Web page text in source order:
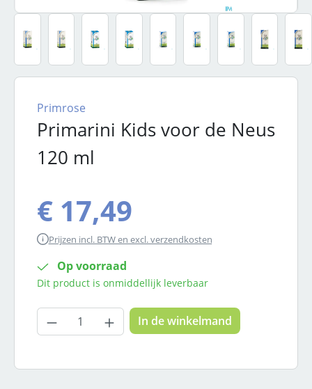
Primarini Kids voor de Neus
120 ml
Primrose
€ 17,49
Prijzen incl. BTW en excl. verzendkosten
Op voorraad
Dit product is onmiddellijk leverbaar
Producthoeveelheid: Voer de
In de winkelmand